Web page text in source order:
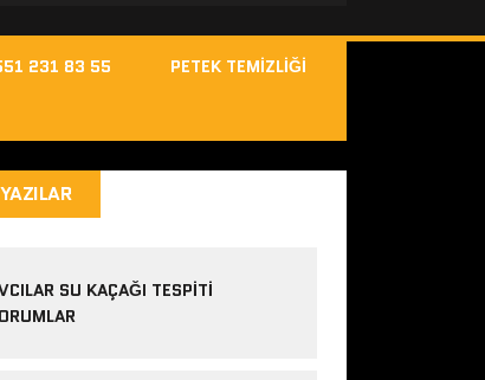
231 83 55 PETEK TEMIZLIĞI
SU KAÇAĞI TESPITI